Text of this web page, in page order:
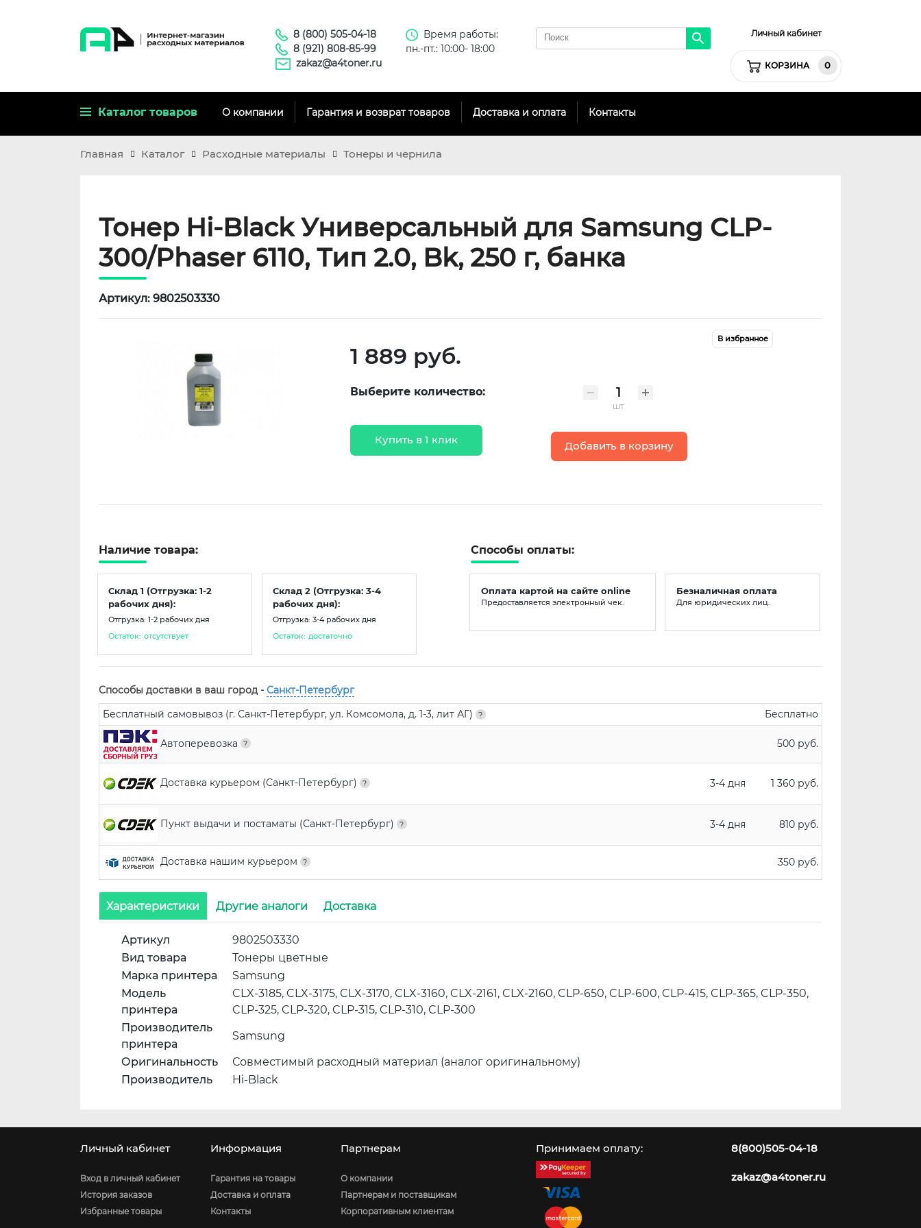
8 (800) 505-04-18
8 (921) 808-85-99
zakaz@a4toner.ru
Время работы:
пн.-пт.: 10:00- 18:00
Личный кабинет
КОРЗИНА 0
Каталог товаров О компании Гарантия и возврат товаров Доставка и оплата Контакты
Главная Каталог Расходные материалы Тонеры и чернила
Тонер Hi-Black Универсальный для Samsung CLP-
300/Phaser 6110, Тип 2.0, Bk, 250 г, банка
Артикул: 9802503330
1 889 руб.
Выберите количество:
шт
Купить в 1 клик
Добавить в корзину
В избранное
Наличие товара:
Склад 1 (Отгрузка: 1-2
рабочих дня):
Отгрузка: 1-2 рабочих дня
Остаток: отсутствует
Склад 2 (Отгрузка: 3-4
рабочих дня):
Отгрузка: 3-4 рабочих дня
Остаток: достаточно
Способы оплаты:
Оплата картой на сайте online
Предоставляется электронный чек.
Безналичная оплата
Для юридических лиц.
Способы доставки в ваш город - Санкт-Петербург
Бесплатный самовывоз (г. Санкт-Петербург, ул. Комсомола, д. 1-3, лит АГ)
Бесплатно
Автоперевозка 500 руб.
Доставка курьером (Санкт-Петербург) 3-4 дня 1 360 руб.
Пункт выдачи и постаматы (Санкт-Петербург) 3-4 дня 810 руб.
Доставка нашим курьером 350 руб.
Характеристики Другие аналоги Доставка
Артикул
9802503330
Вид товара
Тонеры цветные
Марка принтера
Samsung
Модель
принтера
CLX-3185, CLX-3175, CLX-3170, CLX-3160, CLX-2161, CLX-2160, CLP-650, CLP-600, CLP-415, CLP-365, CLP-350,
CLP-325, CLP-320, CLP-315, CLP-310, CLP-300
Производитель
принтера
Samsung
Оригинальность
Совместимый расходный материал (аналог оригинальному)
Производитель
Hi-Black
Личный кабинет
Вход в личный кабинет
История заказов
Избранные товары
Информация
Гарантия на товары
Доставка и оплата
Контакты
Партнерам
О компании
Партнерам и поставщикам
Корпоративным клиентам
Принимаем оплату: 8(800)505-04-18
zakaz@a4toner.ru